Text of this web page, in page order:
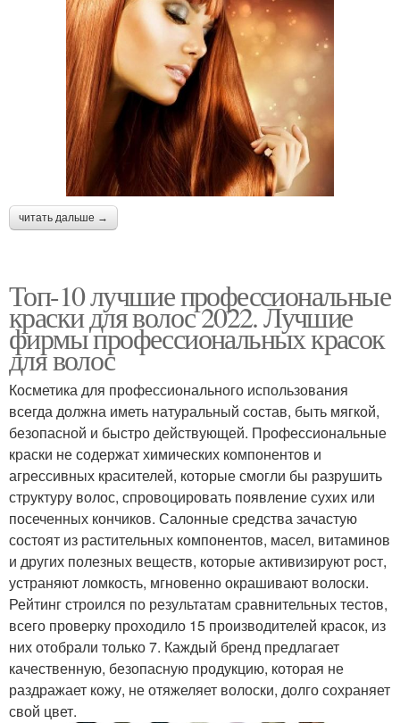
читать дальше →
Топ-10 лучшие профессиональные
краски для волос 2022. Лучшие
фирмы профессиональных красок
для волос
Косметика для профессионального использования
всегда должна иметь натуральный состав, быть мягкой,
безопасной и быстро действующей. Профессиональные
краски не содержат химических компонентов и
агрессивных красителей, которые смогли бы разрушить
структуру волос, спровоцировать появление сухих или
посеченных кончиков. Салонные средства зачастую
состоят из растительных компонентов, масел, витаминов
и других полезных веществ, которые активизируют рост,
устраняют ломкость, мгновенно окрашивают волоски.
Рейтинг строился по результатам сравнительных тестов,
всего проверку проходило 15 производителей красок, из
них отобрали только 7. Каждый бренд предлагает
качественную, безопасную продукцию, которая не
раздражает кожу, не отяжеляет волоски, долго сохраняет
свой цвет.